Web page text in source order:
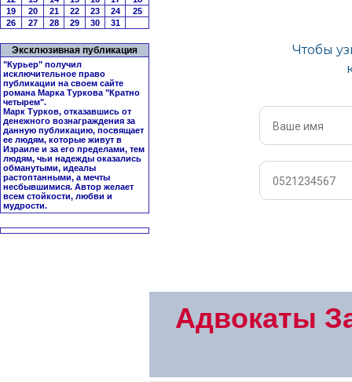
19
20 21 22 23 24
25
26
27 28 29 30 31
Эксклюзивная публикация
"Курьер" получил
исключительное право
публикации на своем сайте
романа Марка Туркова "Кратно
четырем".
Марк Турков, отказавшись от
денежного вознаграждения за
данную публикацию, посвящает
ее людям, которые живут в
Израиле и за его пределами, тем
людям, чьи надежды оказались
обманутыми, идеалы
растоптанными, а мечты
несбывшимися. Автор желает
всем стойкости, любви и
мудрости.
Адвокаты